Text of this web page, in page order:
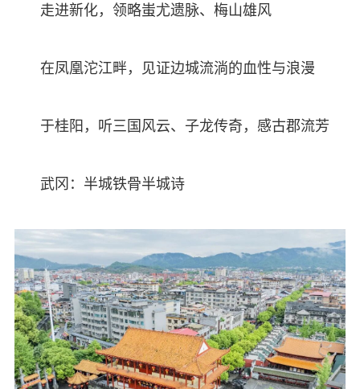
走进新化，领略蚩尤遗脉、梅山雄风
在凤凰沱江畔，见证边城流淌的血性与浪漫
于桂阳，听三国风云、子龙传奇，感古郡流芳
武冈：半城铁骨半城诗